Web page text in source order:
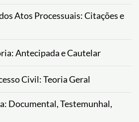
Atos Processuais: Citações e
Antecipada e Cautelar
Civil: Teoria Geral
Documental, Testemunhal,